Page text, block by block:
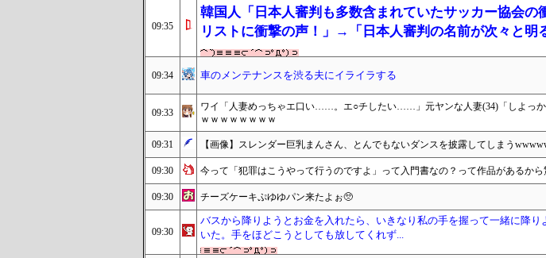
09:35
韓国人「日本人審判も多数含まれていたサッカー協会の
リストに衝撃の声！」→「日本人審判の名前が次々と明
09:34 車のメンテナンスを渋る夫にイライラする
09:33
ワイ「人妻めっちゃエ口い……。エ○チしたい……」元ヤンな人妻(34)「しよっ
ｗｗｗｗｗｗｗｗ
09:31 【画像】スレンダー巨乳まんさん、とんでもないダンスを披露してしまう
09:30 今って「犯罪はこうやって行うのですよ」って入門書なの？って作品があるから
09:30 チーズケーキぷゆゆパン来たよぉ🥺
09:30
バスから降りようとお金を入れたら、いきなり私の手を握って一緒に降り
いた。手をほどこうとしても放してくれず...